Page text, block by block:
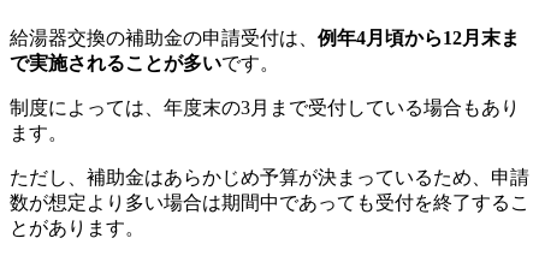
給湯器交換の補助金の申請受付は、 例年4月頃から12月末ま
で実施されることが多いです。
制度によっては、年度末の3月まで受付している場合もあり
ます。
ただし、補助金はあらかじめ予算が決まっているため、申請
数が想定より多い場合は期間中であっても受付を終了するこ
とがあります。